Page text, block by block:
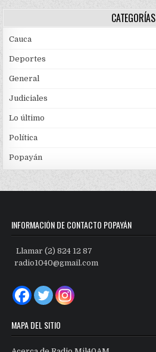
CATEGORÍAS
Cauca
Deportes
General
Judiciales
Lo último
Política
Popayán
INFORMACIÓN DE CONTACTO POPAYÁN
Llamar (2) 824 12 87
radio1040@gmail.com
MAPA DEL SITIO